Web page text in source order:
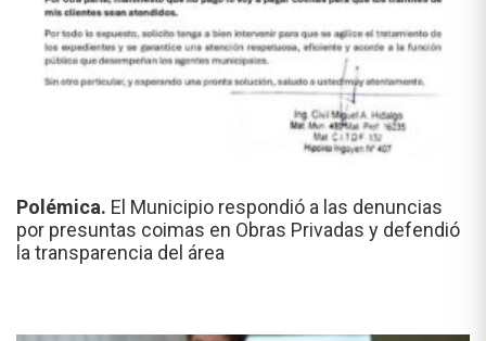
Polémica. El Municipio respondió a las denuncias
por presuntas coimas en Obras Privadas y defendió
la transparencia del área